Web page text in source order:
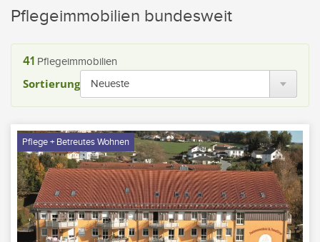
Pflegeimmobilien bundesweit
41 Pflegeimmobilien
Sortierung
Pflege + Betreutes Wohnen